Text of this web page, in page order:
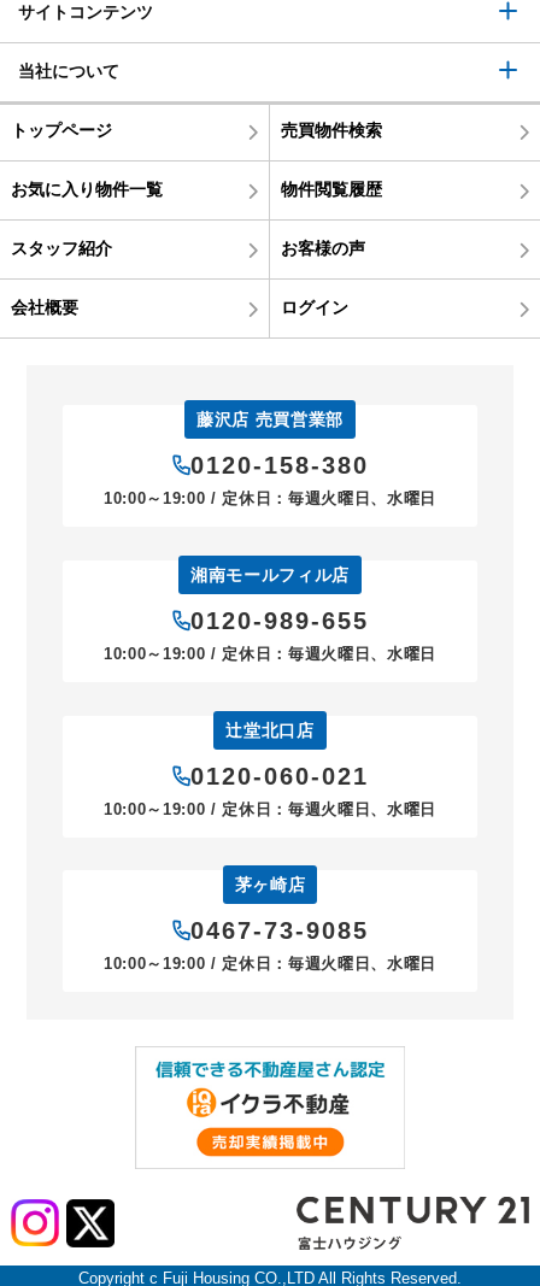
サイトコンテンツ
当社について
トップページ 売買物件検索
お気に入り物件一覧 物件閲覧履歴
スタッフ紹介 お客様の声
会社概要 ログイン
藤沢店 売買営業部
0120-158-380
10:00～19:00 / 定休日：毎週火曜日、水曜日
湘南モールフィル店
0120-989-655
10:00～19:00 / 定休日：毎週火曜日、水曜日
辻堂北口店
0120-060-021
10:00～19:00 / 定休日：毎週火曜日、水曜日
茅ヶ崎店
0467-73-9085
10:00～19:00 / 定休日：毎週火曜日、水曜日
Copyright c Fuji Housing CO.,LTD All Rights Reserved.